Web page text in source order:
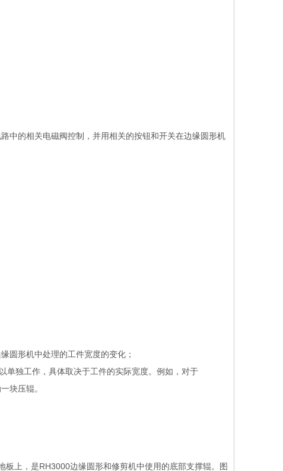
的相关电磁阀控制，并用相关的按钮和开关在边缘圆形机
形机中处理的工件宽度的变化；
独工作，具体取决于工件的实际宽度。例如，对于
块压辊。
上，是RH3000边缘圆形和修剪机中使用的底部支撑辊。图